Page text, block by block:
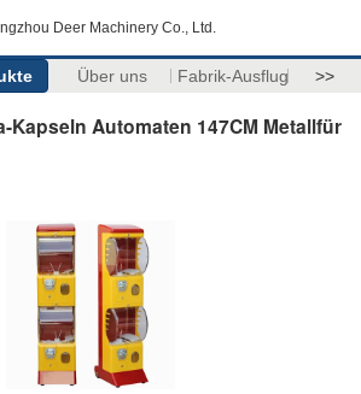
Deer Machinery Co., Ltd.
Über uns Fabrik-Ausflug >>
Kapseln Automaten 147CM Metallfür